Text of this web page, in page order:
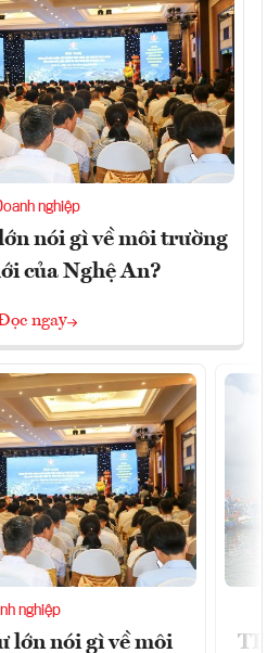
nghiệp
nói gì về môi trường
của Nghệ An?
ngay
nghiệp
lớn nói gì về môi